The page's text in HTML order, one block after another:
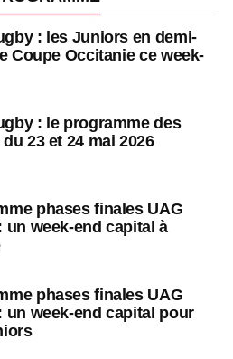
: les Juniors en demi-
Coupe Occitanie ce week-
: le programme des
23 et 24 mai 2026
phases finales UAG
un week-end capital à
phases finales UAG
un week-end capital pour